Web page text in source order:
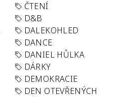
ČTENÍ
D&B
DALEKOHLED
DANCE
DANIEL HŮLKA
DÁRKY
DEMOKRACIE
DEN OTEVŘENÝCH